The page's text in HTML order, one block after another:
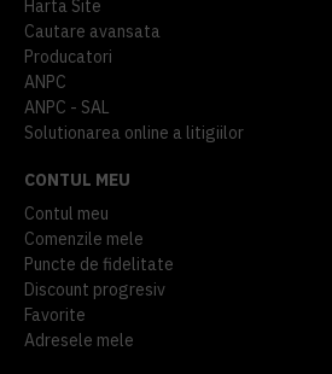
Harta Site
Cautare avansata
Producatori
ANPC
ANPC - SAL
Solutionarea online a litigiilor
CONTUL MEU
Contul meu
Comenzile mele
Puncte de fidelitate
Discount progresiv
Favorite
Adresele mele